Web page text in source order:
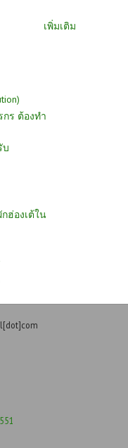
เพิ่มเติม
กร ต้องทำ
บ
ฮ่องเต้ใน